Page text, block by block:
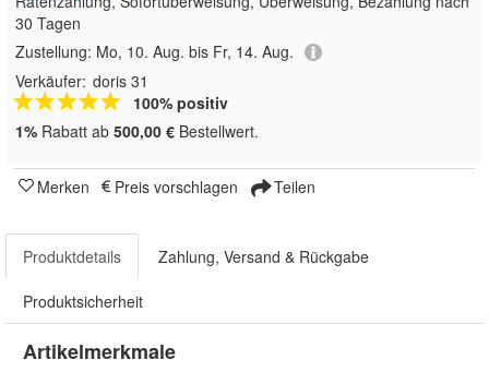
30 Tagen
Zustellung: Mo, 10. Aug. bis Fr, 14. Aug.
Verkäufer: doris 31
100% positiv
1% Rabatt ab 500,00 € Bestellwert.
Merken Preis vorschlagen Teilen
Produktdetails Zahlung, Versand & Rückgabe
Produktsicherheit
Artikelmerkmale